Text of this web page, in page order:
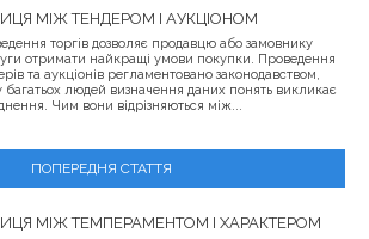
МІЖ ТЕНДЕРОМ І АУКЦІОНОМ
торгів дозволяє продавцю або замовнику
отримати найкращі умови покупки. Проведення
та аукціонів регламентовано законодавством,
багатьох людей визначення даних понять викликає
Чим вони відрізняються між...
ПОПЕРЕДНЯ СТАТТЯ
МІЖ ТЕМПЕРАМЕНТОМ І ХАРАКТЕРОМ